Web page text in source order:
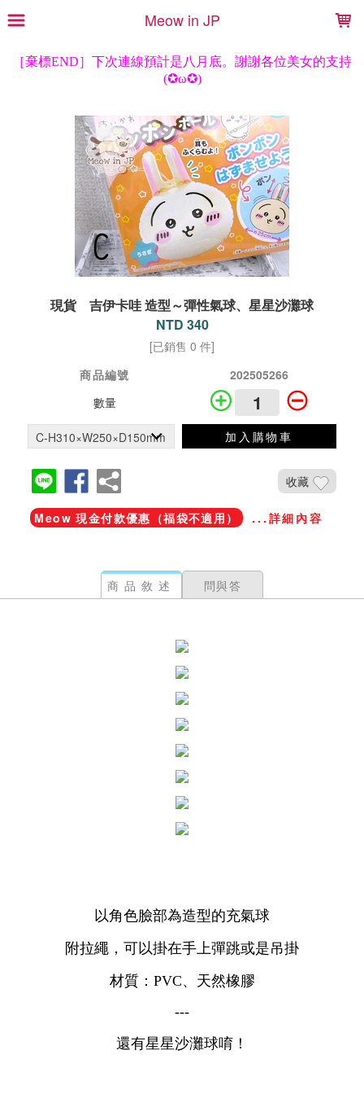
Meow in JP
現貨 吉伊卡哇 造型～彈性氣球、星星沙灘球
NTD 340
[已銷售 0 件]
商品編號
202505266
數量
加入購物車
收藏
Meow 現金付款優惠（福袋不適用） ...詳細內容
商品敘述 問與答